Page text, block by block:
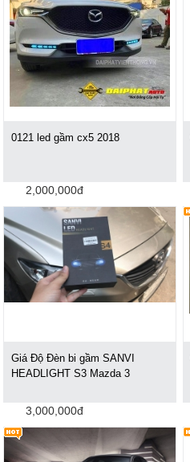
0121 led gầm cx5 2018
2,000,000đ
Giá Độ Đèn bi gầm SANVI
HEADLIGHT S3 Mazda 3
3,000,000đ